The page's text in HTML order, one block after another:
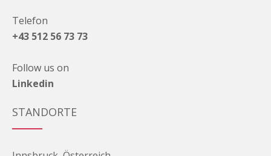
Telefon
+43 512 56 73 73
Follow us on
Linkedin
STANDORTE